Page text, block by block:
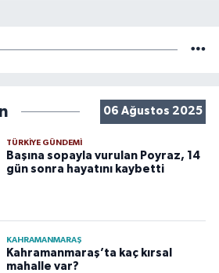
06 Ağustos 2025
TÜRKIYE GÜNDEMI
Başına sopayla vurulan Poyraz, 14
gün sonra hayatını kaybetti
KAHRAMANMARAŞ
Kahramanmaraş’ta kaç kırsal
mahalle var?